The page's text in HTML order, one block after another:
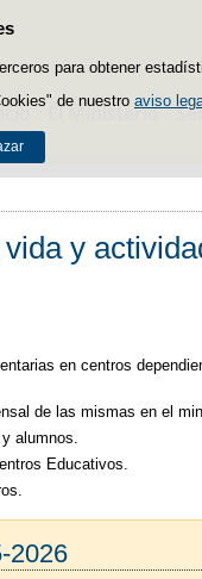
para obtener
de nuestro aviso
El Ministerio
y
en centros
de las mismas en el
alumnos.
Educativos.
2026